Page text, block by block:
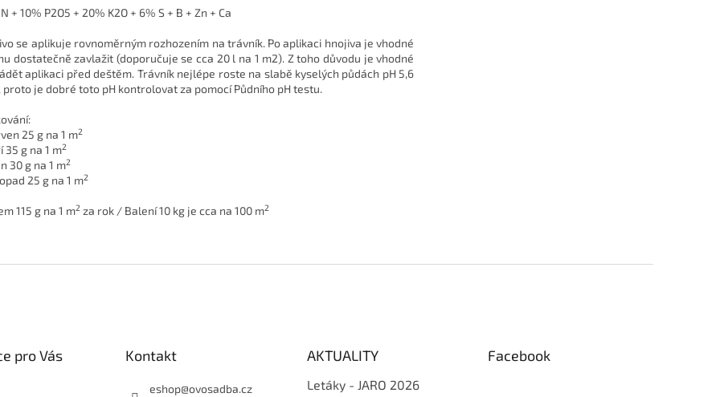
+ 10% P2O5 + 20% K2O + 6% S + B + Zn + Ca
se aplikuje rovnoměrným rozhozením na trávník. Po aplikaci hnojiva je vhodné
dostatečně zavlažit (doporučuje se cca 20 l na 1 m2). Z toho důvodu je vhodné
aplikaci před deštěm. Trávník nejlépe roste na slabě kyselých půdách pH 5,6
proto je dobré toto pH kontrolovat za pomocí Půdního pH testu.
25 g na 1 m2
35 g na 1 m2
30 g na 1 m2
25 g na 1 m2
115 g na 1 m2 za rok / Balení 10 kg je cca na 100 m2
pro Vás Kontakt
eshop@ovosadba.cz
AKTUALITY
Letáky - JARO 2026
Facebook